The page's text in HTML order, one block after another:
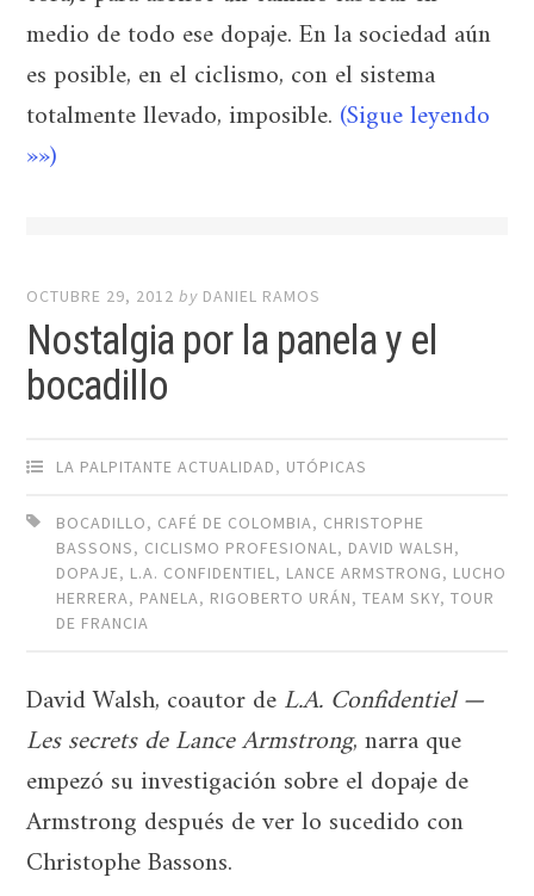
medio de todo ese dopaje. En la sociedad aún
es posible, en el ciclismo, con el sistema
totalmente llevado, imposible. (Sigue leyendo
»»)
OCTUBRE 29, 2012 by DANIEL RAMOS
Nostalgia por la panela y el
bocadillo
LA PALPITANTE ACTUALIDAD, UTÓPICAS
BOCADILLO, CAFÉ DE COLOMBIA, CHRISTOPHE
BASSONS, CICLISMO PROFESIONAL, DAVID WALSH,
DOPAJE, L.A. CONFIDENTIEL, LANCE ARMSTRONG, LUCHO
HERRERA, PANELA, RIGOBERTO URÁN,TEAM SKY,TOUR
DE FRANCIA
David Walsh, coautor deL.A. Confidentiel —
Les secrets de Lance Armstrong, narra que
empezó su investigación sobre el dopaje de
Armstrong después de ver lo sucedido con
Christophe Bassons.